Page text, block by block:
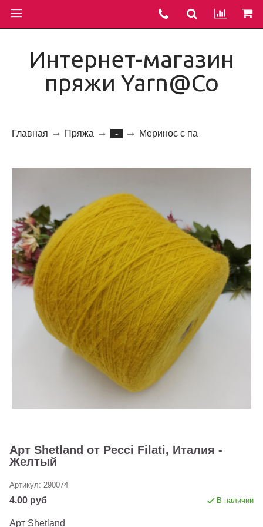
Интернет-магазин
пряжи Yarn@Co
Главная Пряжа - Меринос с па
Арт Shetland от Pecci Filati, Италия -
Желтый
Артикул: 290074
4.00 руб В наличии
Арт Shetland